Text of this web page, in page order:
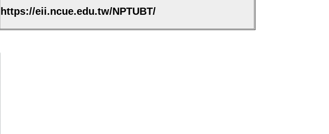
https://eii.ncue.edu.tw/NPTUBT/